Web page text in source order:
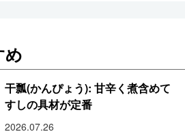
め
干瓢(かんぴょう): 甘辛く煮含めて
すしの具材が定番
2026.07.26